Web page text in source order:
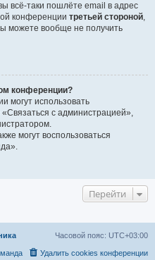
всё-таки пошлёте email в адрес
конференции третьей стороной,
можете вообще не получить
конференции?
могут использовать
с администрацией»,
могут воспользоваться
Перейти
Часовой пояс: UTC+03:00
Удалить cookies конференции